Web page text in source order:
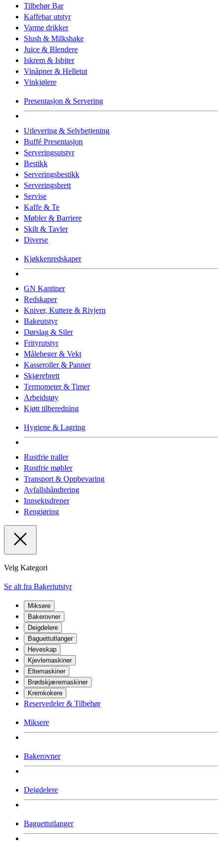
Tilbehør Bar
Kaffebar utstyr
Varme drikker
Slush & Milkshake
Juice & Blendere
Iskrem & Isbiter
Vinåpner & Helletut
Vinkjølere
Presentasjon & Servering
Utlevering & Selvbetjening
Buffé Presentasjon
Serveringsutstyr
Bestikk
Serveringsbestikk
Serveringsbrett
Servise
Kaffe & Te
Møbler & Barriere
Skilt & Tavler
Diverse
Kjøkkenredskaper
GN Kantiner
Redskaper
Kniver, Kuttere & Rivjern
Bakeutstyr
Dørslag & Siler
Frityrutstyr
Målebeger & Vekt
Kasseroller & Panner
Skjærebrett
Termometer & Timer
Arbeidstøy
Kjøtt tilberedning
Hygiene & Lagring
Rustfrie traller
Rustfrie møbler
Transport & Oppbevaring
Avfallshåndtering
Innsektsdreper
Rengjøring
Velg Kategori
Se alt fra Bakeriutstyr
Miksere
Bakerovner
Deigdelere
Baguettutlanger
Heveskap
Kjevlemaskiner
Eltemaskiner
Brødskjæremaskiner
Kremkokere
Reservedeler & Tilbehør
Miksere
Bakerovner
Deigdelere
Baguettutlanger